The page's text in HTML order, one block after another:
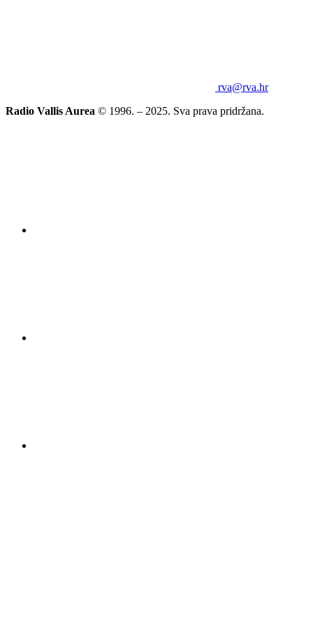
rva@rva.hr
Radio Vallis Aurea © 1996. – 2025. Sva prava pridržana.